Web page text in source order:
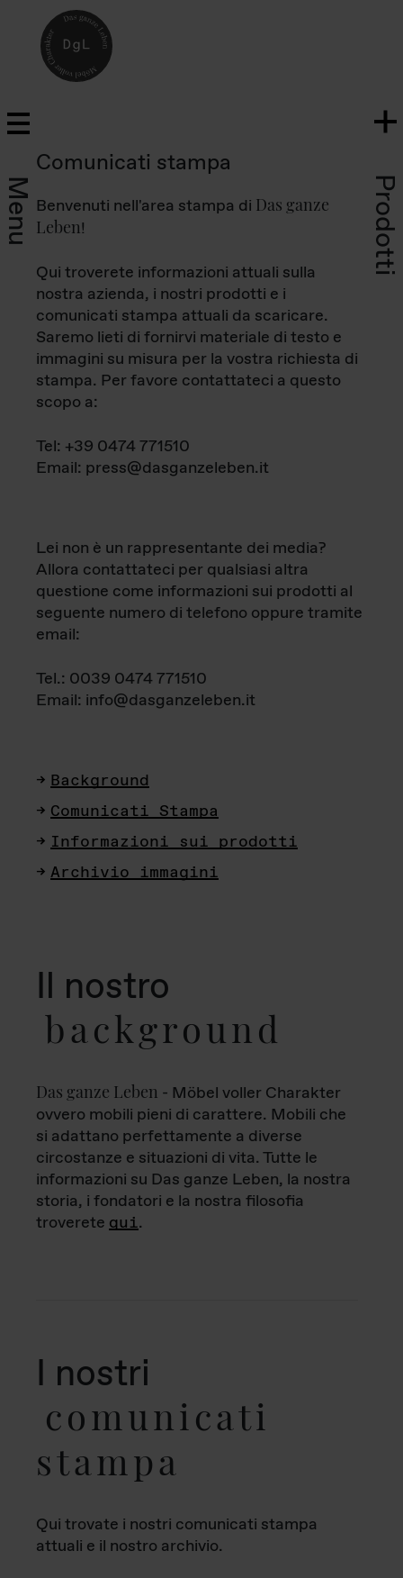
Menu Prodotti
Comunicati stampa
Benvenuti nell'area stampa di Das ganze
Leben!
Qui troverete informazioni attuali sulla
nostra azienda, i nostri prodotti e i
comunicati stampa attuali da scaricare.
Saremo lieti di fornirvi materiale di testo e
immagini su misura per la vostra richiesta di
stampa. Per favore contattateci a questo
scopo a:
Tel: +39 0474 771510
Email: press@dasganzeleben.it
Lei non è un rappresentante dei media?
Allora contattateci per qualsiasi altra
questione come informazioni sui prodotti al
seguente numero di telefono oppure tramite
email:
Tel.: 0039 0474 771510
Email: info@dasganzeleben.it
Background
Comunicati Stampa
Informazioni sui prodotti
Archivio immagini
Il nostro
background
Das ganze Leben - Möbel voller Charakter
ovvero mobili pieni di carattere. Mobili che
si adattano perfettamente a diverse
circostanze e situazioni di vita. Tutte le
informazioni su Das ganze Leben, la nostra
storia, i fondatori e la nostra filosofia
troverete qui.
I nostri
comunicati
stampa
Qui trovate i nostri comunicati stampa
attuali e il nostro archivio.